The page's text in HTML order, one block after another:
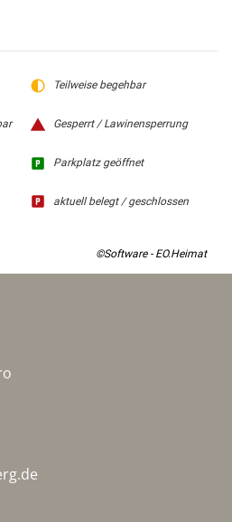
Teilweise begehbar
Gesperrt / Lawinensperrung
Parkplatz geöffnet
aktuell belegt / geschlossen
©Software - EO.Heimat